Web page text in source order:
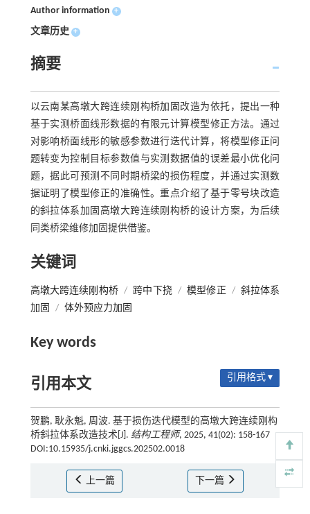
Author information +
文章历史 +
摘要
以云南某高墩大跨连续刚构桥加固改造为依托，提出一种
基于实测桥面线形数据的有限元计算模型修正方法。通过
对影响桥面线形的敏感参数进行迭代计算，将模型修正问
题转变为控制目标参数值与实测数据值的误差最小优化问
题，据此可预测不同时期桥梁的损伤程度，并通过实测数
据证明了模型修正的准确性。重点介绍了基于零号块改造
的斜拉体系加固高墩大跨连续刚构桥的设计方案，为后续
同类桥梁维修加固提供借鉴。
关键词
高墩大跨连续刚构桥 / 跨中下挠 / 模型修正 / 斜拉体系
加固
/ 体外预应力加固
Key words
引用本文 引用格式 ▾
贺鹏, 耿永魁, 周波. 基于损伤迭代模型的高墩大跨连续刚构
桥斜拉体系改造技术[J]. 结构工程师, 2025, 41(02): 158-167
DOI:10.15935/j.cnki.jggcs.202502.0018
上一篇 下一篇